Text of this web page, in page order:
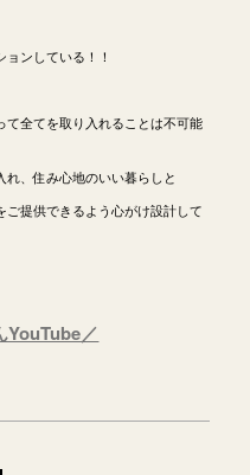
ンしている！！
て全てを取り入れることは不可能
、住み心地のいい暮らしと
提供できるよう心がけ設計して
YouTube／